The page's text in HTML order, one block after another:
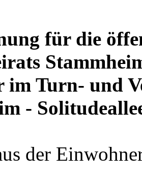
für die
im Turn- und
-
der